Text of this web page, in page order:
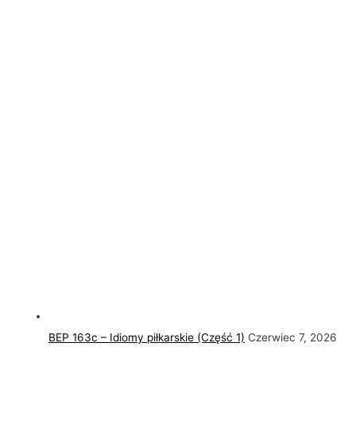
BEP 163c – Idiomy piłkarskie (Część 1) Czerwiec 7, 2026